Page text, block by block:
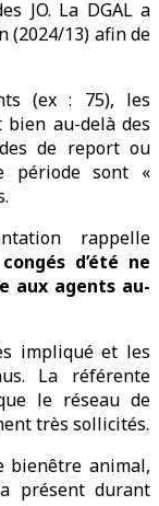
JO. La DGAL a
(2024/13) afin de
(ex : 75), les
bien au-delà des
de report ou
période sont «
rappelle
d’été ne
aux agents au-
impliqué et les
La référente
le réseau de
très sollicités.
bienêtre animal,
présent durant